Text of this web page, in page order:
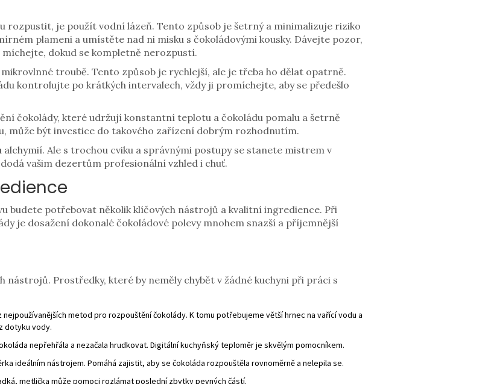
rozpustit, je použít vodní lázeň. Tento způsob je šetrný a minimalizuje riziko
plameni a umístěte nad ni misku s čokoládovými kousky. Dávejte pozor,
míchejte, dokud se kompletně nerozpustí.
troubě. Tento způsob je rychlejší, ale je třeba ho dělat opatrně.
kontrolujte po krátkých intervalech, vždy ji promíchejte, aby se předešlo
čokolády, které udržují konstantní teplotu a čokoládu pomalu a šetrně
může být investice do takového zařízení dobrým rozhodnutím.
Ale s trochou cviku a správnými postupy se stanete mistrem v
vašim dezertům profesionální vzhled i chuť.
budete potřebovat několik klíčových nástrojů a kvalitní ingredience. Při
je dosažení dokonalé čokoládové polevy mnohem snazší a příjemnější
Prostředky, které by neměly chybět v žádné kuchyni při práci s
nejpoužívanějších metod pro rozpouštění čokolády. K tomu potřebujeme větší hrnec na vařící vodu a
dotyku vody.
nepřehřála a nezačala hrudkovat. Digitální kuchyňský teploměr je skvělým pomocníkem.
ideálním nástrojem. Pomáhá zajistit, aby se čokoláda rozpouštěla rovnoměrně a nelepila se.
metlička může pomoci rozlámat poslední zbytky pevných částí.